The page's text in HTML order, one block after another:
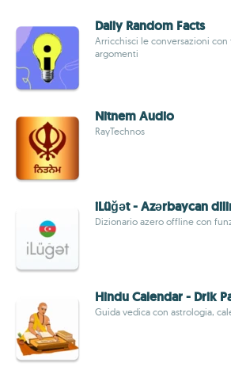
Daily Random Facts
Arricchisci le conversazioni
argomenti
Nitnem Audio
RayTechnos
iLüğət - Azərbaycan
Dizionario azero offline con
Hindu Calendar - Drik
Guida vedica con astrologia,